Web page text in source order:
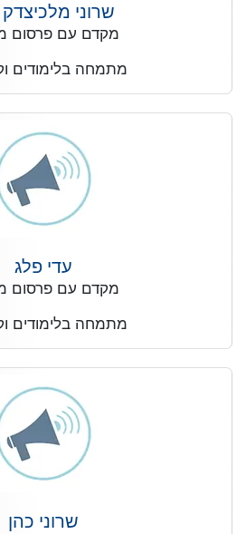
שרוני
מקדם עם פרסום
מתמחה בלימודים
עדי פלג
מקדם עם פרסום
מתמחה בלימודים
שרוני כהן